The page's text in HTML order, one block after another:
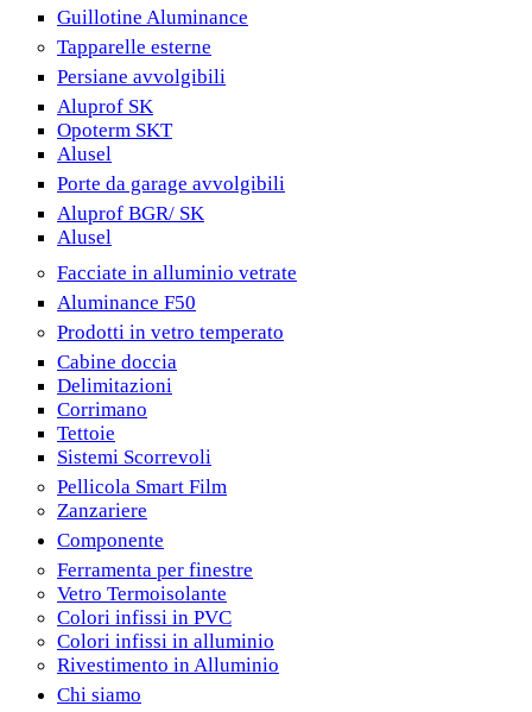
Guillotine Aluminance
Tapparelle esterne
Persiane avvolgibili
Aluprof SK
Opoterm SKT
Alusel
Porte da garage avvolgibili
Aluprof BGR/ SK
Alusel
Facciate in alluminio vetrate
Aluminance F50
Prodotti in vetro temperato
Cabine doccia
Delimitazioni
Corrimano
Tettoie
Sistemi Scorrevoli
Pellicola Smart Film
Zanzariere
Componente
Ferramenta per finestre
Vetro Termoisolante
Colori infissi in PVC
Colori infissi in alluminio
Rivestimento in Alluminio
Chi siamo